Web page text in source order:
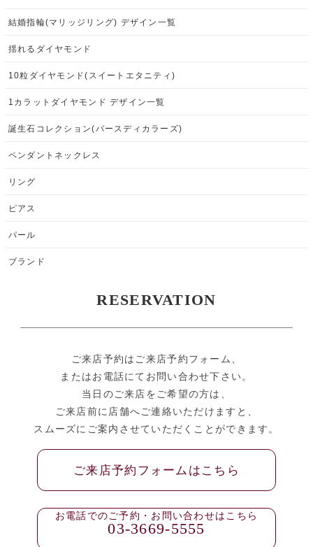
結婚指輪(マリッジリング) デザイン一覧
揺れるダイヤモンド
10粒ダイヤモンド(スイートエタニティ)
1カラットダイヤモンド デザイン一覧
誕生石コレクション(バースディカラーズ)
ペンダントネックレス
リング
ピアス
パール
ブランド
RESERVATION
ご来店予約はご来店予約フォーム、
またはお電話にてお問い合わせ下さい。
当日のご来店をご希望の方は、
ご来店前に店舗へご連絡いただけますと、
スムーズにご案内させていただくことができます。
ご来店予約フォームはこちら
お電話でのご予約・お問い合わせはこちら
03-3669-5555